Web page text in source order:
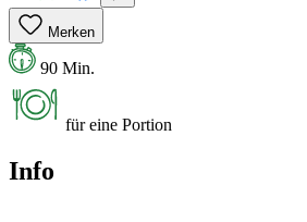
Merken
90 Min.
für eine Portion
Info